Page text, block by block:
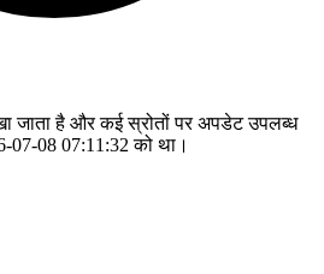
जाता है और कई स्रोतों पर अपडेट उपलब्ध
07-08 07:11:32 को था।